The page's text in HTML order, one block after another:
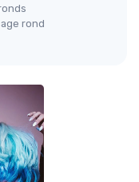
rond